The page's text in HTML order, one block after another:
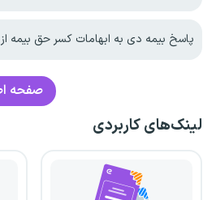
پاسخ بیمه دی به ابهامات کسر حق بیمه از
صفحه
لینک‌های کاربردی